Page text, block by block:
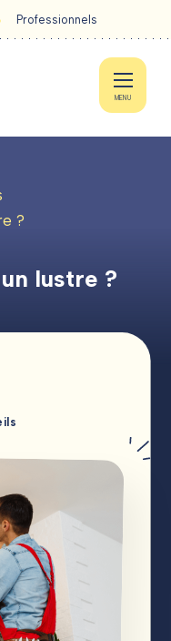
Professionnels
MENU
!
?
un lustre ?